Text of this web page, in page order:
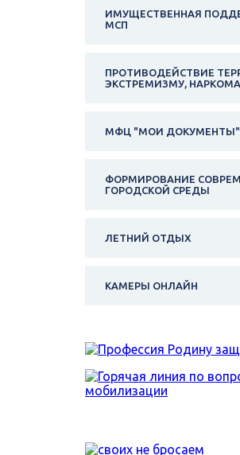
ИМУЩЕСТВЕННАЯ
МСП
ПРОТИВОДЕЙСТВИЕ
ЭКСТРЕМИЗМУ,
МФЦ "МОИ ДОКУМЕНТЫ"
ФОРМИРОВАНИЕ
ГОРОДСКОЙ СРЕДЫ
ЛЕТНИЙ ОТДЫХ
КАМЕРЫ ОНЛАЙН